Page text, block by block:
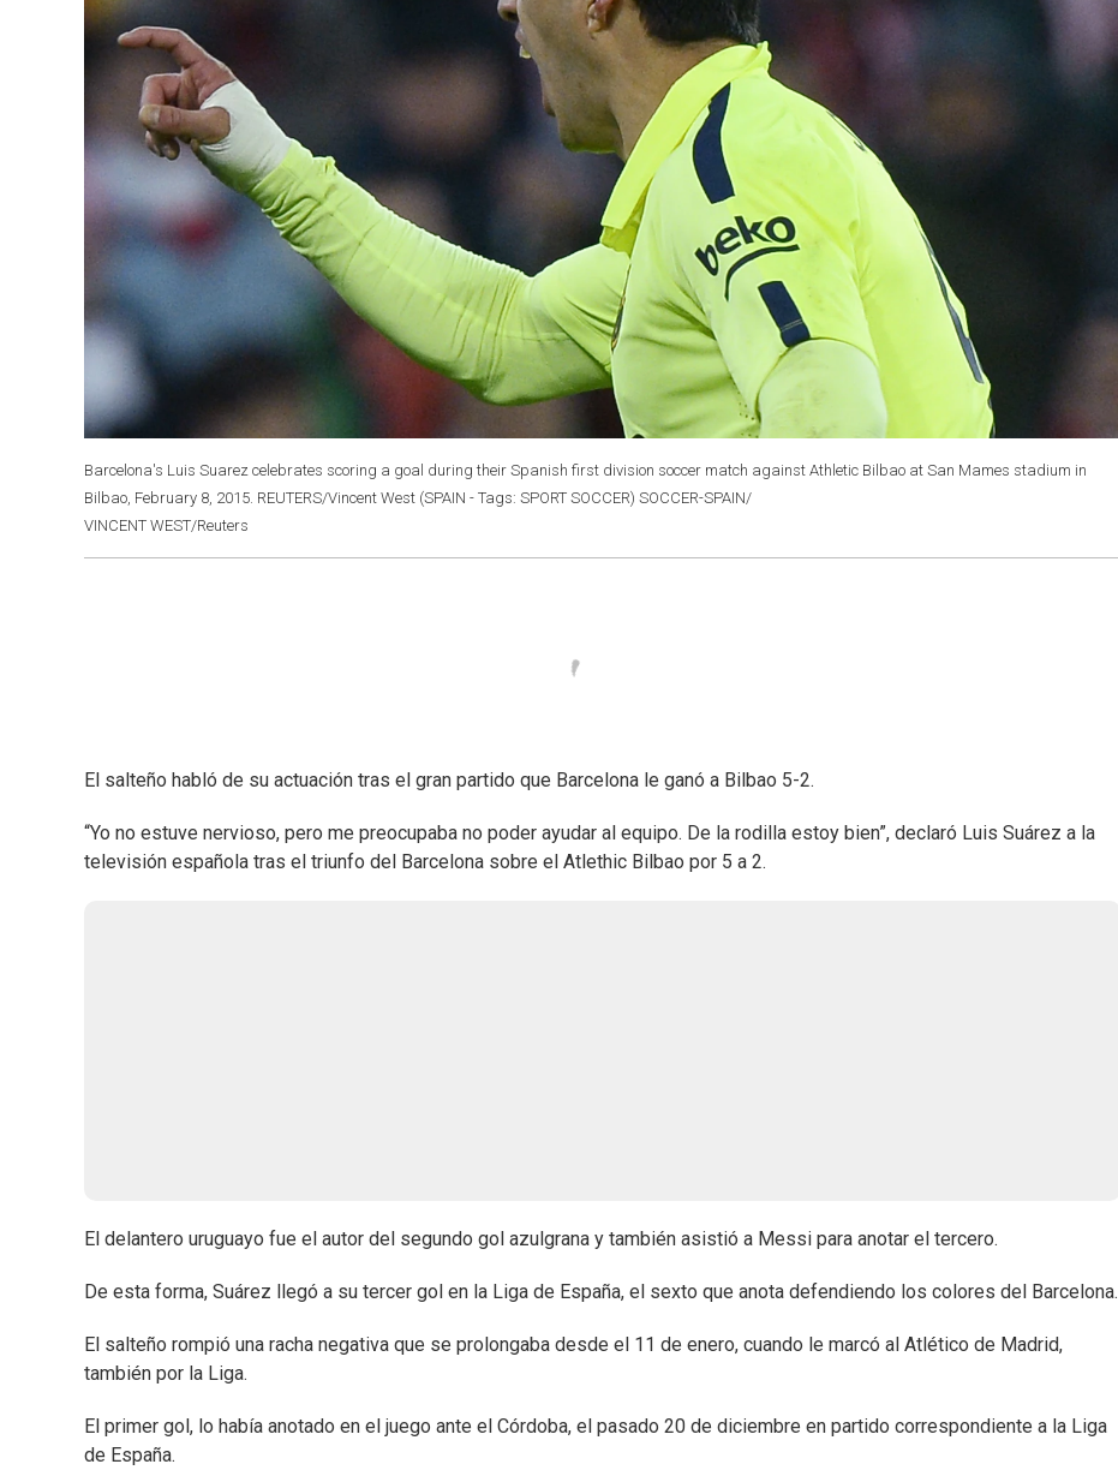
Barcelona's Luis Suarez celebrates scoring a goal during their Spanish first division soccer match against Athletic Bilbao at San Mames stadium in
Bilbao, February 8, 2015. REUTERS/Vincent West (SPAIN - Tags: SPORT SOCCER) SOCCER-SPAIN/
VINCENT WEST/Reuters
El salteño habló de su actuación tras el gran partido que Barcelona le ganó a Bilbao 5-2.
“Yo no estuve nervioso, pero me preocupaba no poder ayudar al equipo. De la rodilla estoy bien”, declaró Luis Suárez a la
televisión española tras el triunfo del Barcelona sobre el Atlethic Bilbao por 5 a 2.
El delantero uruguayo fue el autor del segundo gol azulgrana y también asistió a Messi para anotar el tercero.
De esta forma, Suárez llegó a su tercer gol en la Liga de España, el sexto que anota defendiendo los colores del Barcelona.
El salteño rompió una racha negativa que se prolongaba desde el 11 de enero, cuando le marcó al Atlético de Madrid,
también por la Liga.
El primer gol, lo había anotado en el juego ante el Córdoba, el pasado 20 de diciembre en partido correspondiente a la Liga
de España.